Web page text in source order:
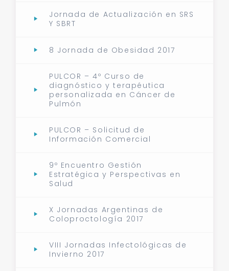
Jornada de Actualización en SRS
Y SBRT
8 Jornada de Obesidad 2017
PULCOR – 4º Curso de
diagnóstico y terapéutica
personalizada en Cáncer de
Pulmón
PULCOR – Solicitud de
Información Comercial
9º Encuentro Gestión
Estratégica y Perspectivas en
Salud
X Jornadas Argentinas de
Coloproctología 2017
VIII Jornadas Infectológicas de
Invierno 2017